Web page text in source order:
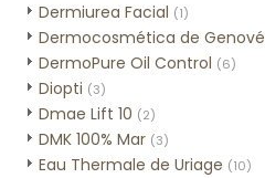
Dermiurea Facial (1)
Dermocosmética de Genové
DermoPure Oil Control (6)
Diopti (3)
Dmae Lift 10 (2)
DMK 100% Mar (3)
Eau Thermale de Uriage (10)